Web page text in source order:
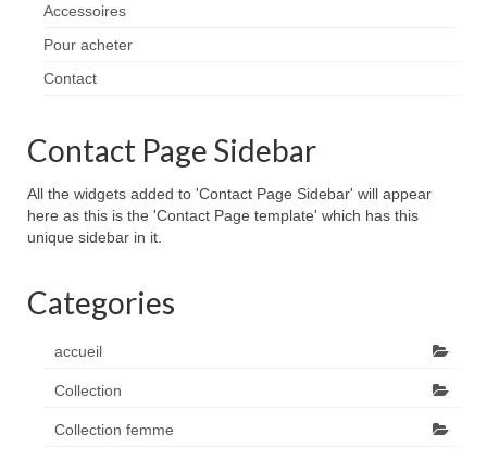
Accessoires
Pour acheter
Contact
Contact Page Sidebar
All the widgets added to 'Contact Page Sidebar' will appear
here as this is the 'Contact Page template' which has this
unique sidebar in it.
Categories
accueil
Collection
Collection femme